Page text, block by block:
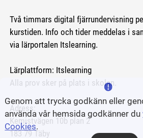
Två timmars digital fjärrundervisning
kurstiden. Info och tider meddelas i
via lärportalen Itslearning.
Lärplattform: Itslearning
Alla prov sker på plats i skolan.
Adress:
Kemistvägen 10b plan 2
183 79 Täby
Genom att trycka godkänn eller
använda vår hemsida godkänner du
Cookies.